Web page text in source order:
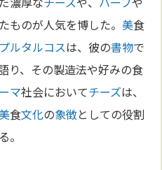
ものが人気を博した。美食
プルタルコスは、彼の書物で
り、その製造法や好みの食
マ社会においてチーズは、
食文化の象徴としての役割
。